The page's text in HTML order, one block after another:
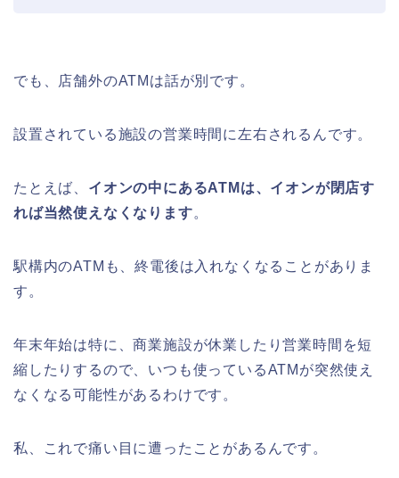
高崎城址公園(高崎公園)桜祭り2026の
日立さくらまつり2026の屋台・出店ま
時間はいつまで?ライトアップも!
福井桜祭り2026の屋台は何時まで(い
でも、店舗外のATMは話が別です。
設置されている施設の営業時間に左右されるんです。
たとえば、 イオンの中にあるATMは、イオンが閉店す
れば当然使えなくなります。
駅構内のATMも、終電後は入れなくなることがありま
す。
年末年始は特に、商業施設が休業したり営業時間を短
縮したりするので、いつも使っているATMが突然使え
なくなる可能性があるわけです。
私、これで痛い目に遭ったことがあるんです。